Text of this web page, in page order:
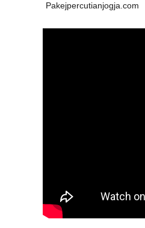
Pakejpercutianjogja.com